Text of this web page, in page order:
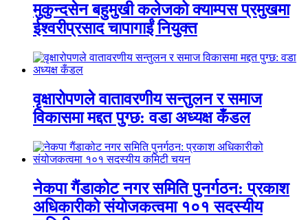
मुकुन्दसेन बहुमुखी कलेजको क्याम्पस प्रमुखमा
ईश्वरीप्रसाद चापागाईं नियुक्त
वृक्षारोपणले वातावरणीय सन्तुलन र समाज
विकासमा मद्दत पुग्छ: वडा अध्यक्ष कँडल
नेकपा गैंडाकोट नगर समिति पुनर्गठन: प्रकाश
अधिकारीको संयोजकत्वमा १०१ सदस्यीय